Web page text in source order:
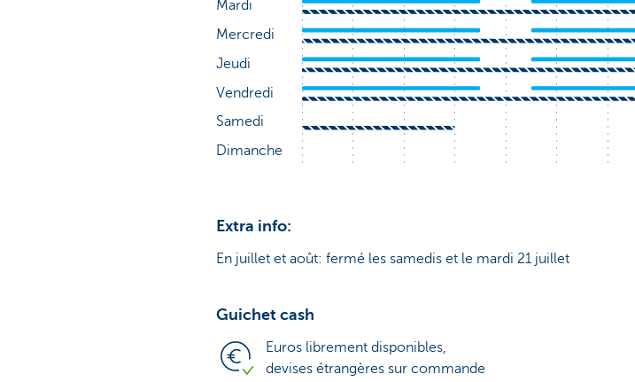
Extra info:
En juillet et août: fermé les samedis et le mardi 21 juillet
Guichet cash
Euros librement disponibles,
devises étrangères sur commande